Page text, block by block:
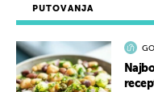
PUTOVANJA